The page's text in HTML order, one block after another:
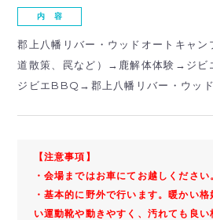
内 容
郡上八幡リバー・ウッドオートキャ
道散策、罠など）→鹿解体体験→ジビ
ジビエBBQ→郡上八幡リバー・ウッ
【注意事項】
・会場まではお車にてお越しください
・基本的に野外で行います。暖かい
い運動靴や動きやすく、汚れても良